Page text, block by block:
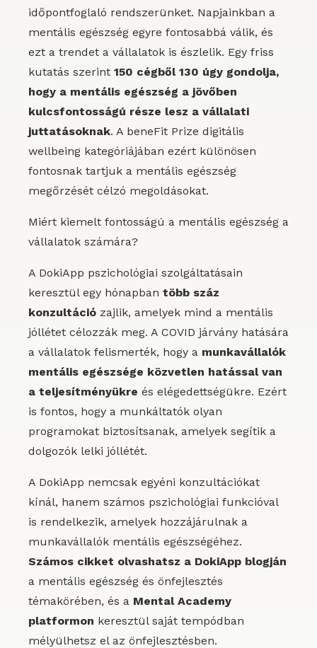
időpontfoglaló rendszerünket. Napjainkban a
mentális egészség egyre fontosabbá válik, és
ezt a trendet a vállalatok is észlelik. Egy friss
kutatás szerint 150 cégből 130 úgy gondolja,
hogy a mentális egészség a jövőben
kulcsfontosságú része lesz a vállalati
juttatásoknak. A beneFit Prize digitális
wellbeing kategóriájában ezért különösen
fontosnak tartjuk a mentális egészség
megőrzését célzó megoldásokat.
Miért kiemelt fontosságú a mentális egészség a
vállalatok számára?
A DokiApp pszichológiai szolgáltatásain
keresztül egy hónapban több száz
konzultáció zajlik, amelyek mind a mentális
jóllétet célozzák meg. A COVID járvány hatására
a vállalatok felismerték, hogy a munkavállalók
mentális egészsége közvetlen hatással van
a teljesítményükre és elégedettségükre. Ezért
is fontos, hogy a munkáltatók olyan
programokat biztosítsanak, amelyek segítik a
dolgozók lelki jóllétét.
A DokiApp nemcsak egyéni konzultációkat
kínál, hanem számos pszichológiai funkcióval
is rendelkezik, amelyek hozzájárulnak a
munkavállalók mentális egészségéhez.
Számos cikket olvashatsz a DokiApp blogján
a mentális egészség és önfejlesztés
témakörében, és a Mental Academy
platformon keresztül saját tempódban
mélyülhetsz el az önfejlesztésben.